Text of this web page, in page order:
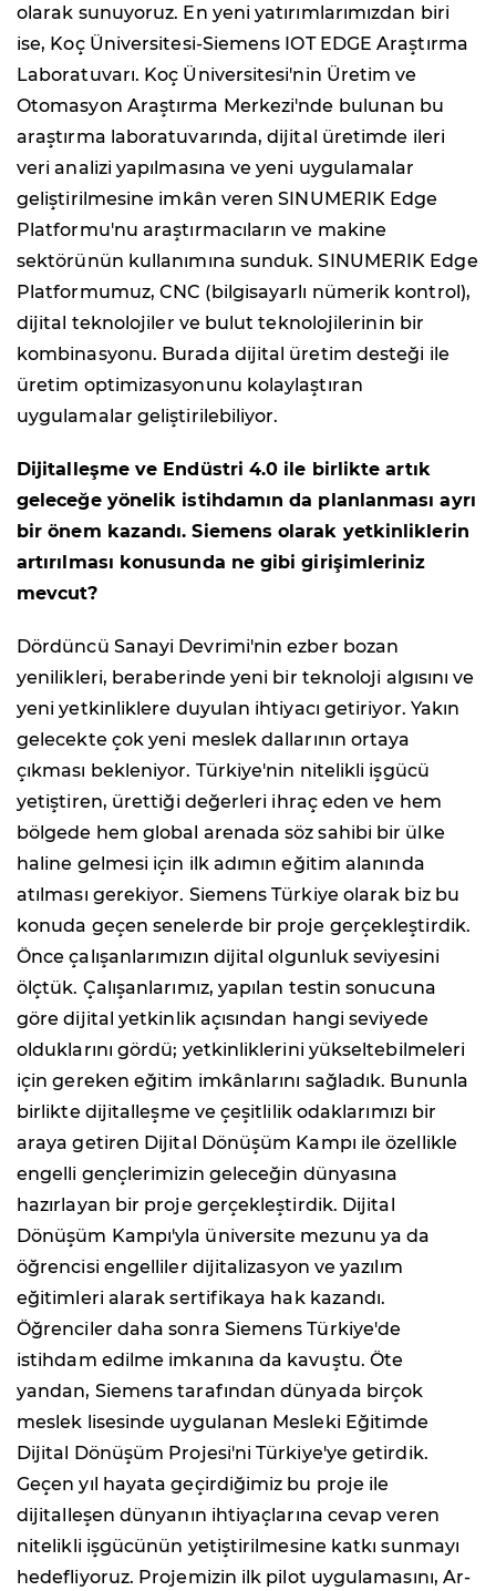
olarak sunuyoruz. En yeni yatırımlarımızdan biri
ise, Koç Üniversitesi-Siemens IOT EDGE Araştırma
Laboratuvarı. Koç Üniversitesi'nin Üretim ve
Otomasyon Araştırma Merkezi'nde bulunan bu
araştırma laboratuvarında, dijital üretimde ileri
veri analizi yapılmasına ve yeni uygulamalar
geliştirilmesine imkân veren SINUMERIK Edge
Platformu'nu araştırmacıların ve makine
sektörünün kullanımına sunduk. SINUMERIK Edge
Platformumuz, CNC (bilgisayarlı nümerik kontrol),
dijital teknolojiler ve bulut teknolojilerinin bir
kombinasyonu. Burada dijital üretim desteği ile
üretim optimizasyonunu kolaylaştıran
uygulamalar geliştirilebiliyor.
Dijitalleşme ve Endüstri 4.0 ile birlikte artık
geleceğe yönelik istihdamın da planlanması ayrı
bir önem kazandı. Siemens olarak yetkinliklerin
artırılması konusunda ne gibi girişimleriniz
mevcut?
Dördüncü Sanayi Devrimi'nin ezber bozan
yenilikleri, beraberinde yeni bir teknoloji algısını ve
yeni yetkinliklere duyulan ihtiyacı getiriyor. Yakın
gelecekte çok yeni meslek dallarının ortaya
çıkması bekleniyor. Türkiye'nin nitelikli işgücü
yetiştiren, ürettiği değerleri ihraç eden ve hem
bölgede hem global arenada söz sahibi bir ülke
haline gelmesi için ilk adımın eğitim alanında
atılması gerekiyor. Siemens Türkiye olarak biz bu
konuda geçen senelerde bir proje gerçekleştirdik.
Önce çalışanlarımızın dijital olgunluk seviyesini
ölçtük. Çalışanlarımız, yapılan testin sonucuna
göre dijital yetkinlik açısından hangi seviyede
olduklarını gördü; yetkinliklerini yükseltebilmeleri
için gereken eğitim imkânlarını sağladık. Bununla
birlikte dijitalleşme ve çeşitlilik odaklarımızı bir
araya getiren Dijital Dönüşüm Kampı ile özellikle
engelli gençlerimizin geleceğin dünyasına
hazırlayan bir proje gerçekleştirdik. Dijital
Dönüşüm Kampı'yla üniversite mezunu ya da
öğrencisi engelliler dijitalizasyon ve yazılım
eğitimleri alarak sertifikaya hak kazandı.
Öğrenciler daha sonra Siemens Türkiye'de
istihdam edilme imkanına da kavuştu. Öte
yandan, Siemens tarafından dünyada birçok
meslek lisesinde uygulanan Mesleki Eğitimde
Dijital Dönüşüm Projesi'ni Türkiye'ye getirdik.
Geçen yıl hayata geçirdiğimiz bu proje ile
dijitalleşen dünyanın ihtiyaçlarına cevap veren
nitelikli işgücünün yetiştirilmesine katkı sunmayı
hedefliyoruz. Projemizin ilk pilot uygulamasını, Ar-